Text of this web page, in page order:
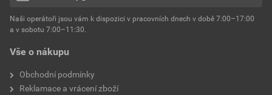
Environmentální prohlášení výrobku
Stáhnout
Velikost
hmotnost 25 kg
typ výrobku
faktor difuzního odporu
Vše o nákupu
Obchodní podmínky
Reklamace a vrácení zboží
Naši operátoři jsou vám k dispozici v pracovních dnech v době 7:00–17:00
a v sobotu 7:00–11:30.